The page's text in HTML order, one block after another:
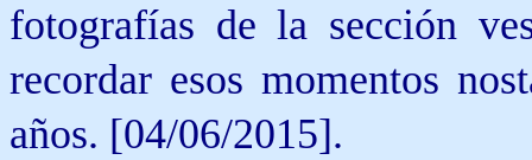
fotografías de la sección
recordar esos momentos
años. [04/06/2015].